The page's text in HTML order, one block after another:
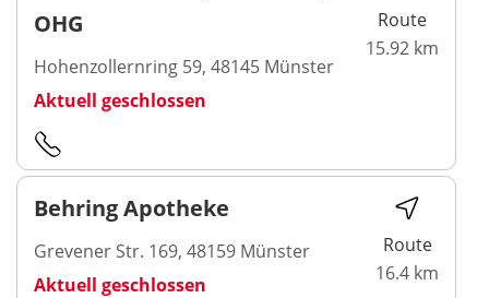
OHG
Hohenzollernring 59, 48145 Münster
Aktuell geschlossen
Route
15.92 km
Behring Apotheke
Grevener Str. 169, 48159 Münster
Aktuell geschlossen
Route
16.4 km